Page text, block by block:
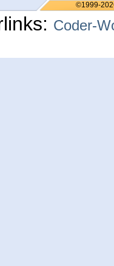
©1999-
Coder-